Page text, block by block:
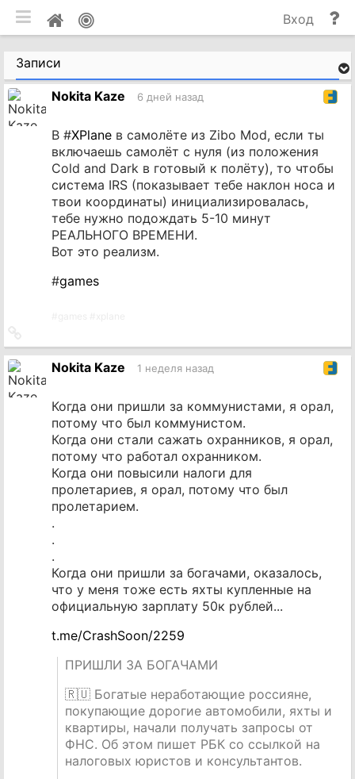
Мой
профиль
и
Вход
Записи
Nokita Kaze 6 дней назад
В #XPlane в самолёте из Zibo Mod, если ты
включаешь самолёт с нуля (из положения
Cold and Dark в готовый к полёту), то чтобы
система IRS (показывает тебе наклон носа и
твои координаты) инициализировалась,
тебе нужно подождать 5-10 минут
РЕАЛЬНОГО ВРЕМЕНИ.
Вот это реализм.
#games
на
источникNokita Kaze 1 неделя назад
Когда они пришли за коммунистами, я орал,
потому что был коммунистом.
Когда они стали сажать охранников, я орал,
потому что работал охранником.
Когда они повысили налоги для
пролетариев, я орал, потому что был
пролетарием.
.
.
.
Когда они пришли за богачами, оказалось,
что у меня тоже есть яхты купленные на
официальную зарплату 50к рублей...
t.me/CrashSoon/2259
ПРИШЛИ ЗА БОГАЧАМИ
🇷🇺 Богатые неработающие россияне,
покупающие дорогие автомобили, яхты и
квартиры, начали получать запросы от
ФНС. Об этом пишет РБК со ссылкой на
налоговых юристов и консультантов.
мобильная версия